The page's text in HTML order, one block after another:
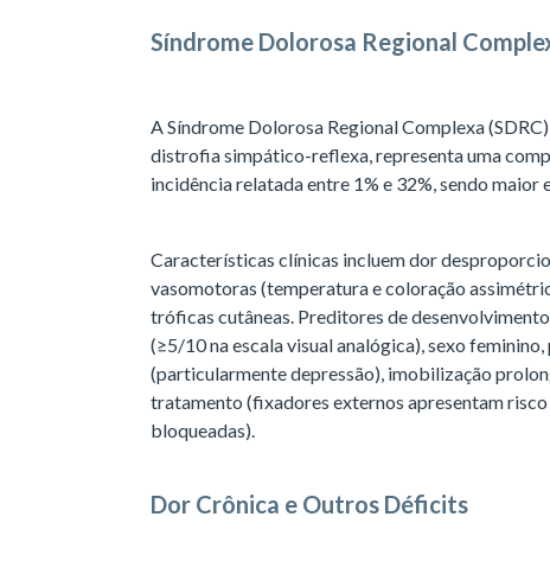
Síndrome Dolorosa Regional
A Síndrome Dolorosa Regional Complexa
distrofia simpático-reflexa, representa uma
incidência relatada entre 1% e 32%, sendo maior
Características clínicas incluem dor
vasomotoras (temperatura e coloração
tróficas cutâneas. Preditores de
(≥5/10 na escala visual analógica), sexo
(particularmente depressão), imobilização
tratamento (fixadores externos apresentam
bloqueadas).
Dor Crônica e Outros Déficits